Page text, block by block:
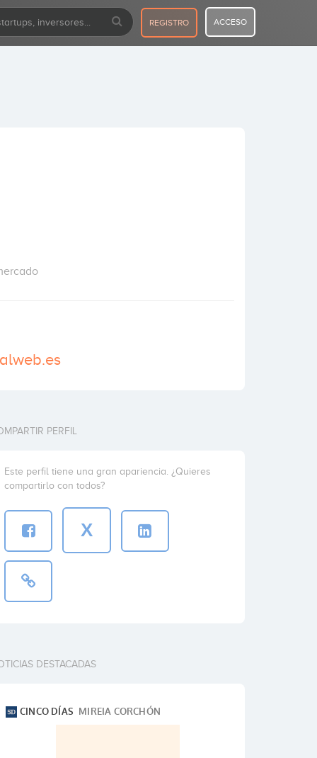
REGISTRO ACCESO
PERFIL
Este perfil tiene una gran apariencia. ¿Quieres
compartirlo con todos?
X
DESTACADAS